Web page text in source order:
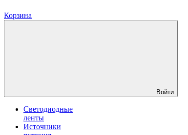
Корзина
Войти
Светодиодные
ленты
Источники